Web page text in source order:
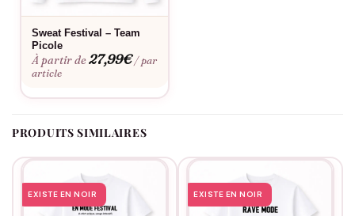
conserve son éclat lavage après lavage pour vous
accompagner saison après saison.
Sweat Festival – Team
Picole
À partir de27,99€ / par
article
PRODUITS SIMILAIRES
EXISTE EN NOIR EXISTE EN NOIR